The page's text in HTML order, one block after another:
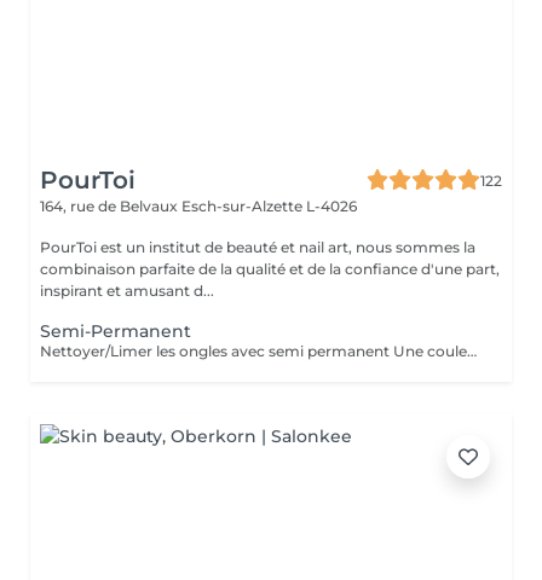
PourToi
122
164, rue de Belvaux Esch-sur-Alzette L-4026
PourToi est un institut de beauté et nail art, nous sommes la
combinaison parfaite de la qualité et de la confiance d'une part,
inspirant et amusant d...
Semi-Permanent
Nettoyer/Limer les ongles avec semi permanent Une couleur simple Pas de Nail Art inclus